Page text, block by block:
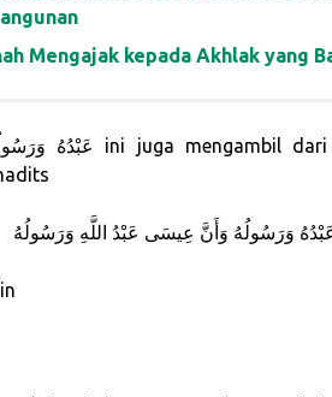
Mengajak kepada Akhlak yang
عَبْدُهُ وَرَسُولُهُ وَأَنَّ عِيسَى عَبْدُ اللَّهِ وَرَسُولُهُ